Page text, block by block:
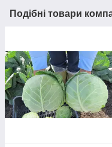
Подібні товари